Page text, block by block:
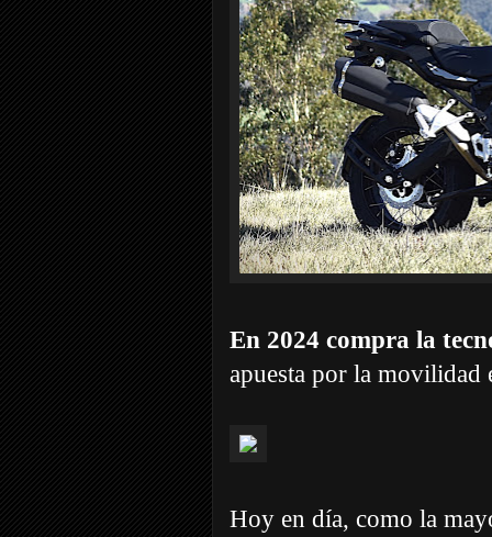
En 2024 compra la
apuesta por la movilidad
Hoy en día, como la